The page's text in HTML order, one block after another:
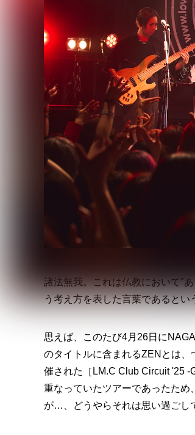
諸法無我。これは仏教において"
う考え方を表した言葉であるとい
思えば、このたび4月26日に
のタイトルに含まれるZENとは
催された［LM.C Club Circuit '25 -
重なっていたツアーであったた
が…、どうやらそれは思い過ごし